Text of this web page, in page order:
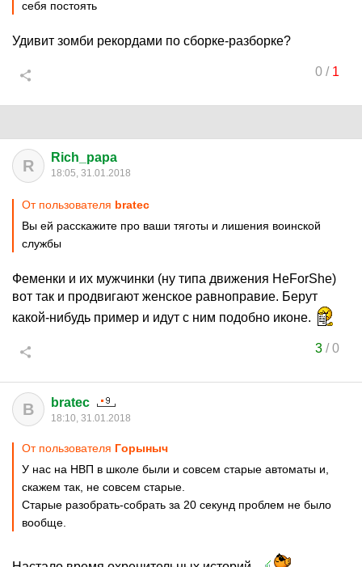
себя постоять
Удивит зомби рекордами по сборке-разборке?
0/ 1
R Rich_papa
18:05, 31.01.2018
От пользователя bratec
Вы ей расскажите про ваши тяготы и лишения воинской
службы
Феменки и их мужчинки (ну типа движения HeForShe)
вот так и продвигают женское равноправие. Берут
какой-нибудь пример и идут с ним подобно иконе.
3/0
B bratec
18:10, 31.01.2018
От пользователя Гoрыныч
У нас на НВП в школе были и совсем старые автоматы и,
скажем так, не совсем старые.
Старые разобрать-собрать за 20 секунд проблем не было
вообще.